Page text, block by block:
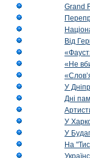
Grand
Від
«Не
У
Дні
У
У
На